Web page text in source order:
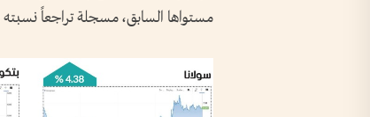
مستواها السابق، مسجلة تراجعاً نسبته 6.39 %.